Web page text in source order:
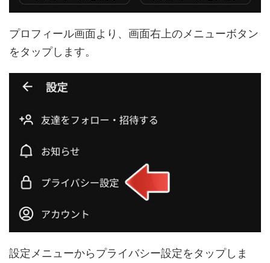
プロフィール画面より、画面右上のメニューボタン
をタップします。
設定メニューからプライバシー設定をタップしま